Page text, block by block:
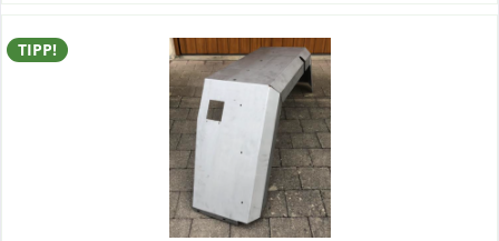
TIPP!